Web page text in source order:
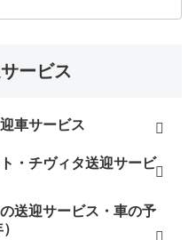
ービス
車サービス
・チヴィタ送迎サービ
送迎サービス・車の予